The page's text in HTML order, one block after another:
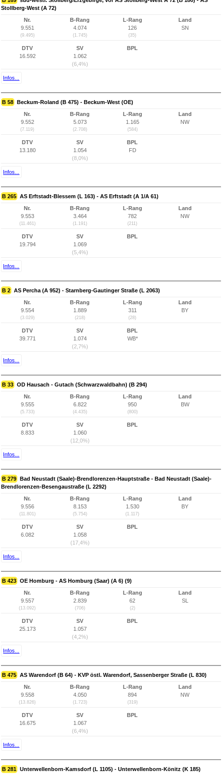
Stollberg-West (A 72)
Nr.
9.551
(9.495)
B-Rang
4.074
(1.745)
L-Rang
126
(35)
Land
SN
DTV
16.592
SV
1.062
(6,4%)
BPL
Infos...
B 58 Beckum-Roland (B 475) - Beckum-West (OE)
Nr.
9.552
(7.119)
B-Rang
5.073
(2.708)
L-Rang
1.165
(584)
Land
NW
DTV
13.180
SV
1.054
(8,0%)
BPL
FD
Infos...
B 265 AS Erftstadt-Blessem (L 163) - AS Erftstadt (A 1/A 61)
Nr.
9.553
(11.461)
B-Rang
3.464
(1.191)
L-Rang
782
(211)
Land
NW
DTV
19.794
SV
1.069
(5,4%)
BPL
Infos...
B 2 AS Percha (A 952) - Starnberg-Gautinger Straße (L 2063)
Nr.
9.554
(3.029)
B-Rang
1.889
(218)
L-Rang
311
(28)
Land
BY
DTV
39.771
SV
1.074
(2,7%)
BPL
WB*
Infos...
B 33 OD Hausach - Gutach (Schwarzwaldbahn) (B 294)
Nr.
9.555
(5.733)
B-Rang
6.822
(4.435)
L-Rang
950
(800)
Land
BW
DTV
8.833
SV
1.060
(12,0%)
BPL
Infos...
B 279 Bad Neustadt (Saale)-Brendlorenzen-Hauptstraße - Bad Neustadt (Saale)-
Brendlorenzen-Besengaustraße (L 2292)
Nr.
9.556
(11.801)
B-Rang
8.153
(5.754)
L-Rang
1.530
(1.117)
Land
BY
DTV
6.082
SV
1.058
(17,4%)
BPL
Infos...
B 423 OE Homburg - AS Homburg (Saar) (A 6) (9)
Nr.
9.557
(13.092)
B-Rang
2.839
(706)
L-Rang
62
(2)
Land
SL
DTV
25.173
SV
1.057
(4,2%)
BPL
Infos...
B 475 AS Warendorf (B 64) - KVP östl. Warendorf, Sassenberger Straße (L 830)
Nr.
9.558
(13.826)
B-Rang
4.050
(1.723)
L-Rang
894
(319)
Land
NW
DTV
16.675
SV
1.067
(6,4%)
BPL
Infos...
B 281 Unterwellenborn-Kamsdorf (L 1105) - Unterwellenborn-Könitz (K 185)